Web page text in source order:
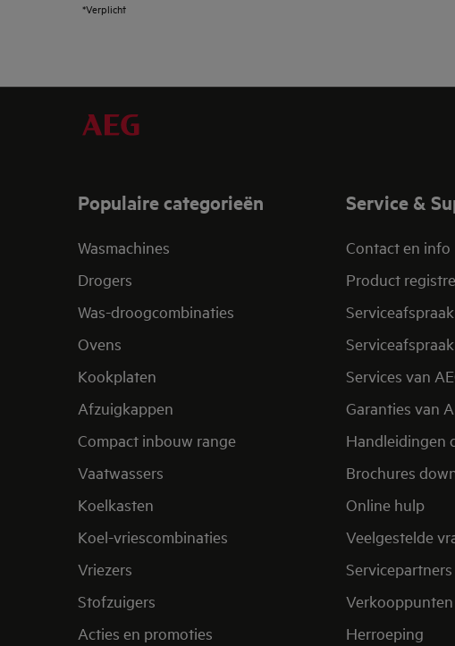
*Verplicht
Populaire categorieën
Wasmachines
Drogers
Was-droogcombinaties
Ovens
Kookplaten
Afzuigkappen
Compact inbouw range
Vaatwassers
Koelkasten
Koel-vriescombinaties
Vriezers
Stofzuigers
Acties en promoties
Service &
Contact en info
Product
Services van
Garanties van
Handleidingen
Brochures
Online hulp
Veelgestelde
Herroeping